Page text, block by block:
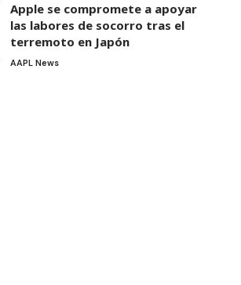
Apple se compromete a apoyar
las labores de socorro tras el
terremoto en Japón
AAPL News